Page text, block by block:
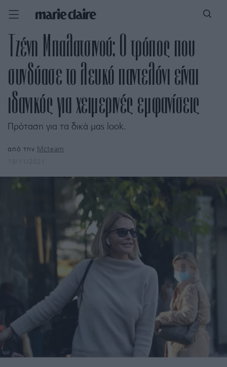
Τζένη Μπαλατσινού: O τρόπος που
συνδύασε το λευκό παντελόνι είναι
ιδανικός για χειμερινές εμφανίσεις
Πρόταση για τα δικά μας look.
από την Mcteam
NDP